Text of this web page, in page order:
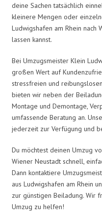
deine Sachen tatsächlich
kleinere Mengen oder
Ludwigshafen am Rhein nach
lassen kannst.
Bei Umzugsmeister Klein
großen Wert auf
stressfreien und
bieten wir neben der
Montage und Demontage,
umfassende Beratung an.
jederzeit zur Verfügung und
Du möchtest deinen Umzug
Wiener Neustadt schnell,
Dann kontaktiere
aus Ludwigshafen am Rhein
zur günstigen Beiladung. Wir
Umzug zu helfen!